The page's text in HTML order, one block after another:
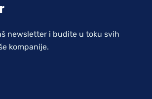
newsletter i budite u toku svih
kompanije.